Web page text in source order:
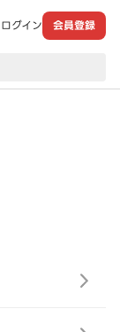
ログイン 会員登録